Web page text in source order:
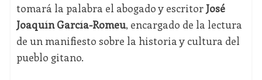
tomará la palabra el abogado y escritor José
Joaquín García-Romeu, encargado de la lectura
de un manifiesto sobre la historia y cultura del
pueblo gitano.